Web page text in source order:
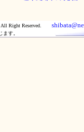
All Right Reserved.
す。